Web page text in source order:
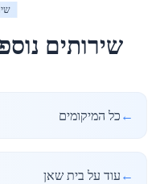
שירותים
← כל המיקומים
← עוד על בית שאן